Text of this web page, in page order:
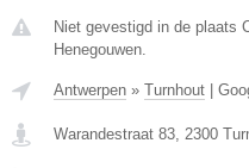
Niet gevestigd in de plaats
Henegouwen.
Antwerpen » Turnhout
Warandestraat 83, 2300